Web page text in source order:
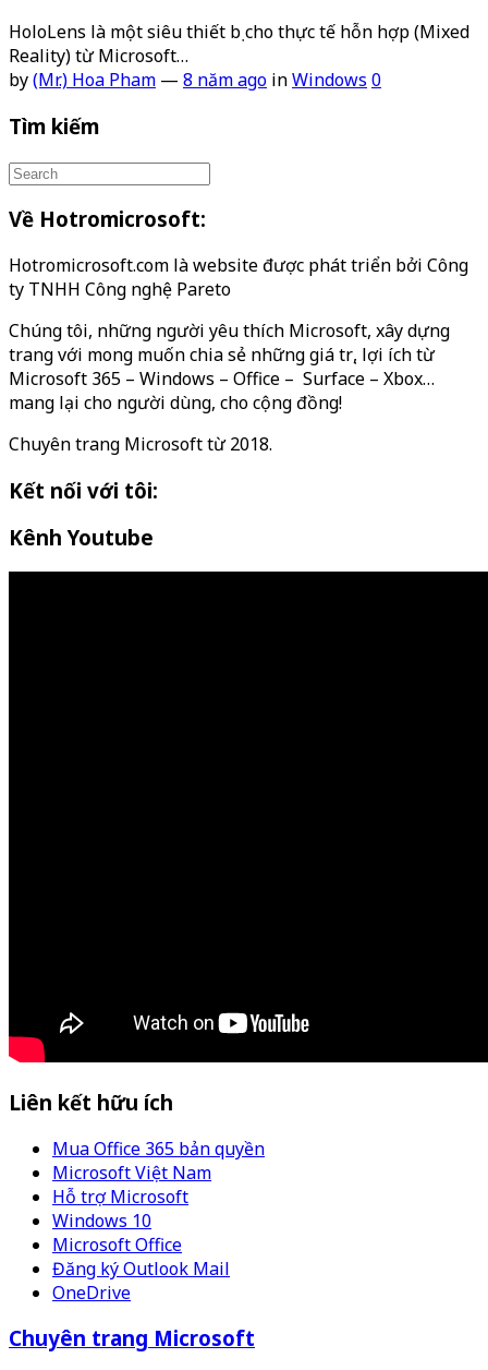
HoloLens là một siêu thiết bị cho thực tế hỗn hợp (Mixed
Reality) từ Microsoft…
by(Mr.) Hoa Pham — 8 năm ago inWindows 0
Tìm kiếm
Về Hotromicrosoft:
Hotromicrosoft.com là website được phát triển bởi Công
ty TNHH Công nghệ Pareto
Chúng tôi, những người yêu thích Microsoft, xây dựng
trang với mong muốn chia sẻ những giá trị, lợi ích từ
Microsoft 365 – Windows – Office – Surface – Xbox…
mang lại cho người dùng, cho cộng đồng!
Chuyên trang Microsoft từ 2018.
Kết nối với tôi:
Kênh Youtube
Liên kết hữu ích
Mua Office 365 bản quyền
Microsoft Việt Nam
Hỗ trợ Microsoft
Windows 10
Microsoft Office
Đăng ký Outlook Mail
OneDrive
Chuyên trang Microsoft